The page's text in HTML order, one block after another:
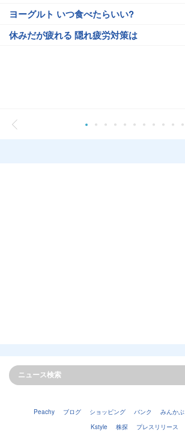
ヨーグルト いつ食べたらいい?
休みだが疲れる 隠れ疲労対策は
Peachy ブログ ショッピング バンク みんかぶ
Kstyle
株探 プレスリリース